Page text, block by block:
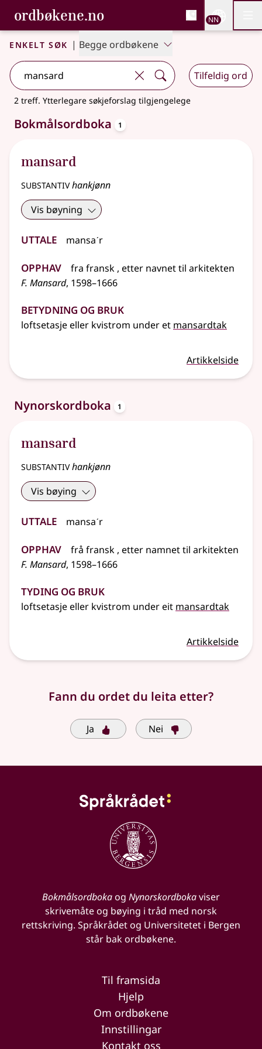
Gå til hovudinnhald
Tilgjenge
ordbøkene.no, Bokmålsordboka og
Bokmålsordboka og Nynorskordboka
NN
Enkelt søk | Begge ordbøkene
Tilfeldig ord
2 treff. Ytterlegare søkjeforslag tilgjengelege
Bokmålsordboka 1
mansard
substantivhankjønn
Vis bøyning
Uttale mansaˊr
Opphav fra fransk , etter navnet til arkitekten
F. Mansard, 1598–1666
Betydning og bruk
loftsetasjeeller kvistrom under et mansardtak
Artikkelside
Nynorskordboka 1
mansard
substantivhankjønn
Vis bøying
Uttale mansaˊr
Opphav frå fransk , etter namnet til arkitekten
F. Mansard, 1598–1666
Tyding og bruk
loftsetasjeeller kvistrom under eit mansardtak
Artikkelside
Fann du ordet du leita etter?
Ja Nei
Bokmålsordbokaog Nynorskordbokaviser
skrivemåte og bøying i tråd med norsk
rettskriving. Språkrådet og Universitetet i Bergen
står bak ordbøkene.
Til framsida
Hjelp
Om ordbøkene
Innstillingar
Kontakt oss